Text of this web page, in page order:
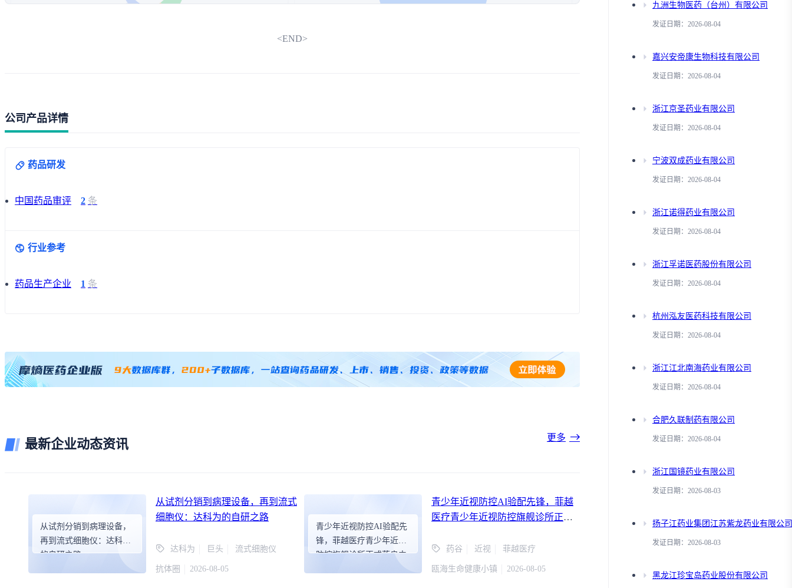
<END>
公司产品详情
药品研发
中国药品审评 2 条
行业参考
药品生产企业 1 条
最新企业动态资讯 更多
从试剂分销到病理设备，
再到流式细胞仪：达科为
的自研之路
从试剂分销到病理设备，再到流式
细胞仪：达科为的自研之路
达科为 巨头 流式细胞仪
抗体圈 2026-08-05
青少年近视防控AI验配先
锋，菲越医疗青少年近视
防控旗舰诊所正式落户中
青少年近视防控AI验配先锋，菲越
医疗青少年近视防控旗舰诊所正式
药谷 近视 菲越医疗
瓯海生命健康小镇 2026-08-05
九洲生物医药（台州）有限公司
发证日期：2026-08-04
嘉兴安帝康生物科技有限公司
发证日期：2026-08-04
浙江京圣药业有限公司
发证日期：2026-08-04
宁波双成药业有限公司
发证日期：2026-08-04
浙江诺得药业有限公司
发证日期：2026-08-04
浙江孚诺医药股份有限公司
发证日期：2026-08-04
杭州泓友医药科技有限公司
发证日期：2026-08-04
浙江江北南海药业有限公司
发证日期：2026-08-04
合肥久联制药有限公司
发证日期：2026-08-04
浙江国镜药业有限公司
发证日期：2026-08-03
扬子江药业集团江苏紫龙药业有限公司
发证日期：2026-08-03
黑龙江珍宝岛药业股份有限公司